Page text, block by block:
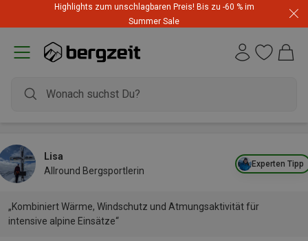
Highlights zum unschlagbaren Preis! Bis zu -60 % im
Summer Sale
Experten Tipp
Lisa
Allround Bergsportlerin
„Kombiniert Wärme, Windschutz und Atmungsaktivität für
intensive alpine Einsätze“